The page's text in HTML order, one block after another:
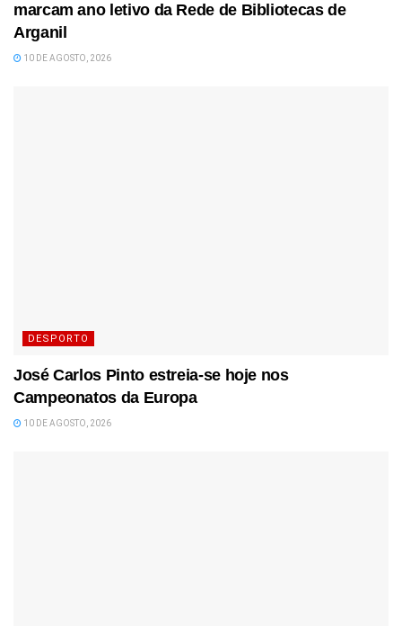
marcam ano letivo da Rede de Bibliotecas de
Arganil
10 DE AGOSTO, 2026
DESPORTO
José Carlos Pinto estreia-se hoje nos
Campeonatos da Europa
10 DE AGOSTO, 2026